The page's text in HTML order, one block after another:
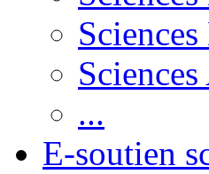
...
E-soutien